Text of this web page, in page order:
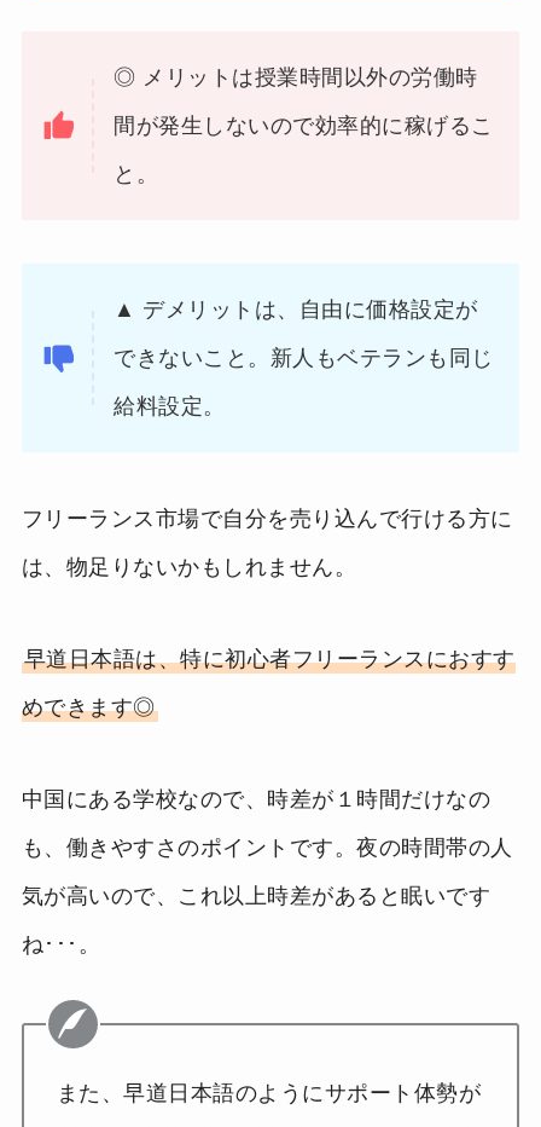
◎ メリットは授業時間以外の労働時
間が発生しないので効率的に稼げるこ
と。
▲ デメリットは、自由に価格設定が
できないこと。新人もベテランも同じ
給料設定。
フリーランス市場で自分を売り込んで行ける方に
は、物足りないかもしれません。
早道日本語は、特に初心者フリーランスにおすす
めできます◎
中国にある学校なので、時差が１時間だけなの
も、働きやすさのポイントです。夜の時間帯の人
気が高いので、これ以上時差があると眠いです
ね･･･。
また、早道日本語のようにサポート体勢が